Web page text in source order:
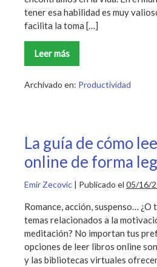
tener esa habilidad es muy
facilita la toma […]
Leer más
5
libros
comprender
Archivado en: Productividad
La guía de cómo
online de forma
Emir Zecovic | Publicado el 05/16/
Romance, acción, suspenso… ¿O
temas relacionados a la
meditación? No importan tus
opciones de leer libros online
y las bibliotecas virtuales